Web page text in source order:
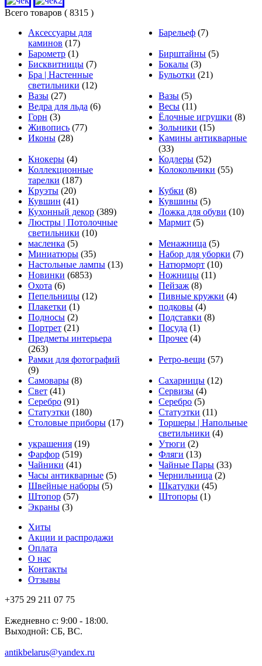
Всего товаров ( 8315 )
Аксессуары для
каминов (17)
Барельеф (7)
Барометр (1) Бирштайны (5)
Бисквитницы (7) Бокалы (3)
Бра | Настенные
светильники (12)
Бульотки (21)
Вазы (27) Вазы (5)
Ведра для льда (6) Весы (11)
Горн (3) Ёлочные игрушки (8)
Живопись (77) Зольники (15)
Иконы (28)
Камины антикварные
(33)
Кнокеры (4) Кодлеры (52)
Коллекционные
тарелки (187)
Колокольчики (55)
Круэты (20) Кубки (8)
Кувшин (41) Кувшины (5)
Кухонный декор (389) Ложка для обуви (10)
Люстры | Потолочные
светильники (10)
Мармит (5)
масленка (5) Менажница (5)
Миниатюры (35) Набор для уборки (7)
Настольные лампы (13) Натюрморт (10)
Новинки (6853) Ножницы (11)
Охота (6) Пейзаж (8)
Пепельницы (12) Пивные кружки (4)
Плакетки (1) подковы (4)
Подносы (2) Подставки (8)
Портрет (21) Посуда (1)
Предметы интерьера
(263)
Прочее (4)
Рамки для фотографий
(9)
Ретро-вещи (57)
Самовары (8) Сахарницы (12)
Свет (41) Сервизы (4)
Серебро (91) Серебро (5)
Статуэтки (180) Статуэтки (11)
Столовые приборы (17)
Торшеры | Напольные
светильники (4)
украшения (19) Утюги (2)
Фарфор (519) Фляги (13)
Чайники (41) Чайные Пары (33)
Часы антикварные (5) Чернильница (2)
Швейные наборы (5) Шкатулки (45)
Штопор (57) Штопоры (1)
Экраны (3)
Хиты
Акции и распродажи
Оплата
О нас
Контакты
Отзывы
+375 29 211 07 75
Ежедневно с: 9:00 - 18:00.
Выходной: СБ, ВС.
antikbelarus@yandex.ru